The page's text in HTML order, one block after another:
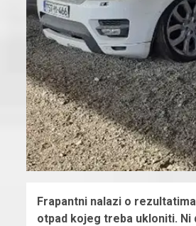
Frapantni nalazi o
otpad kojeg treba ukloniti. Ni